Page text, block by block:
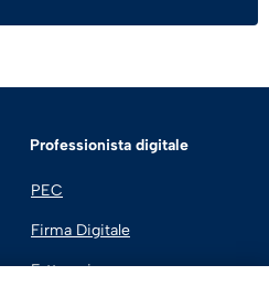
Professionista digitale
PEC
Firma Digitale
Fatturazione